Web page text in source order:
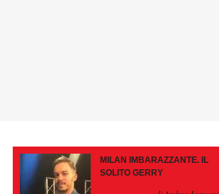
MILAN IMBARAZZANTE. IL
SOLITO GERRY